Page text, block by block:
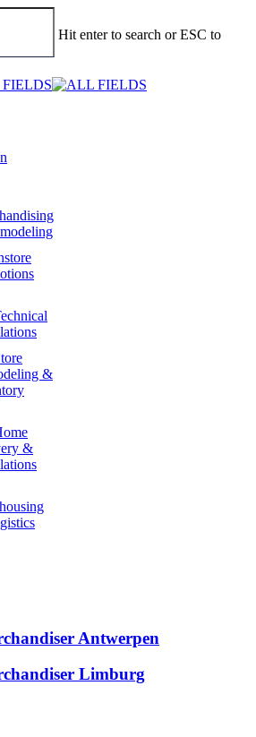
Hit enter to search or ESC to
&
&
Antwerpen
Limburg